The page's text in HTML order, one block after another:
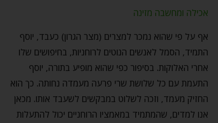
אכילה ומחשבה מזינה
אף על פי שהוא נמכר למצרים (מצר הגרון) כעבד, יוסף
התמיד, הסמל לאנשים הנוטים לרוחניות, בחיפושים שלו
אחרי האלוקות. בסיפור כפי שהוא מופיע בתורה, יוסף
התעמת עם כל שלושת שרי פרעה מעמדה נחותה. כך הוא
החזיק מעמד, וזכה לשלוט במבקשים לשעבד אותו. מכאן
אנו למדים, שהמתמיד במאמציו הרוחניים יכול להתעלות